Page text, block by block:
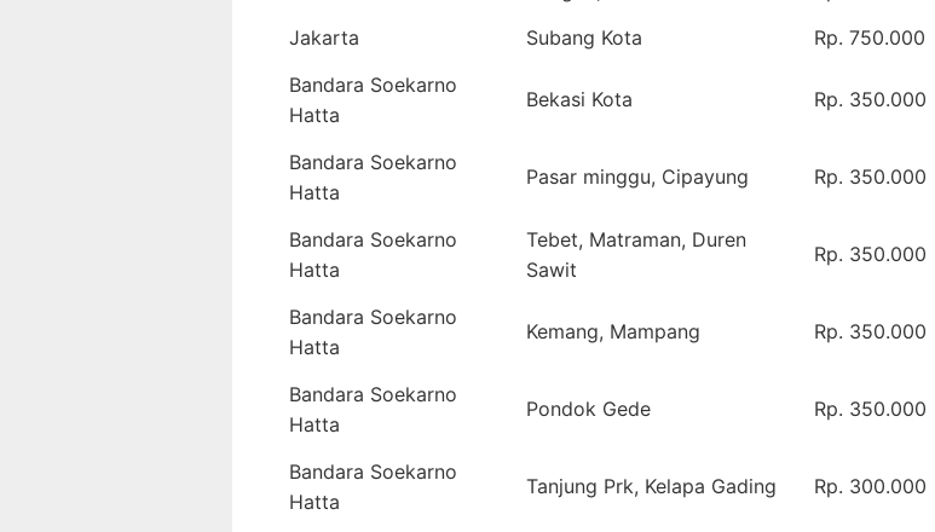
Jakarta
Subang Kota
Rp. 750.000
Bandara Soekarno
Hatta
Bekasi Kota Rp. 350.000
Bandara Soekarno
Hatta
Pasar minggu, Cipayung Rp. 350.000
Bandara Soekarno
Hatta
Tebet, Matraman, Duren
Sawit
Rp. 350.000
Bandara Soekarno
Hatta
Kemang, Mampang Rp. 350.000
Bandara Soekarno
Hatta
Pondok Gede Rp. 350.000
Bandara Soekarno
Hatta
Tanjung Prk, Kelapa Gading Rp. 300.000